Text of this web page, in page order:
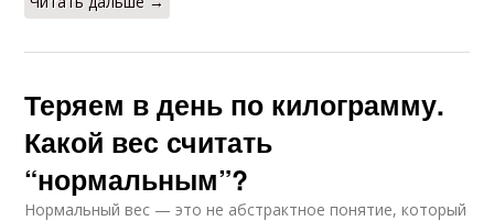
Теряем в день по килограмму.
Какой вес считать
“нормальным”?
Нормальный вес — это не абстрактное понятие, который